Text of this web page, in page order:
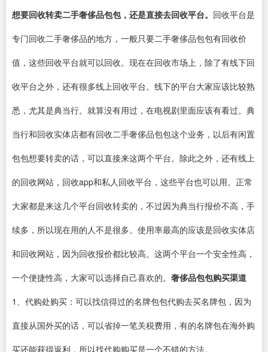
想要回收转卖二手奢侈品包包，还是直接去回收平台。 回收平台是
专门回收二手奢侈品的地方，一般只要二手奢侈品包包有回收价
值，这些回收平台就可以回收。现在在回收市场上，除了有线下回
收平台之外，还有很多线上回收平台。线下的平台大家应该比较熟
悉，尤其是典当行。就算没有用过，在电视剧里面应该有看过。典
当行和回收实体店都有回收二手奢侈品包包这个业务，以后有闲置
包包想要转卖的话，可以直接来这两个平台。除此之外，还有线上
的回收网站，回收app和私人回收平台，这些平台也可以用。正常
大家都是来这几个平台回收转卖的，不过因为典当行报价不高，手
续多，所以现在用的人不是很多。使用率最高的应该是回收实体店
和回收网站，因为回收报价都比较高。这两个平台一个安全性高，
一个便捷性高，大家可以选择自己喜欢的。 奢侈品包包购买渠道
1、代购处购买：可以找信得过的名牌包包代购去买名牌包，因为
直接从国外买的话，可以省掉一笔关税费用，有的名牌包在海外购
买还能获得返利，所以找代购购买是一个不错的方法。